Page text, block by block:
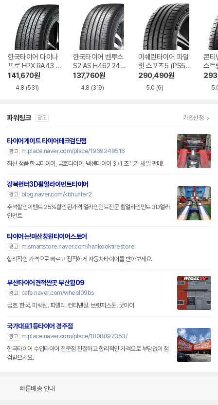
한국타이어 다이나
프로 HPX RA43 2
35/55R19
141,670원
4.8 (531)
한국타이어 벤투스
S2 AS H462 245/
45R18
137,760원
4.8 (319)
미쉐린타이어 파일
럿 스포츠5 (PS5)
255/35R19
290,490원
5.0 (6)
콘티
스트
스
파워링크 광고 가입신청
타이어게이트 타이어테크검단점
광고
m.place.naver.com/place/1969249516
최신 정품 한국타이어, 금호타이어, 넥센타이어 3+1 초특가 세일 판매!
강북헌터3D휠얼라이먼트타이어
광고
blog.naver.com/kbhunter2
추석할인이벤트 25%할인된가격 얼라인먼트전문 휠얼라인먼트 3D얼라
인먼트
타이어는!마산창원타이어스토어
광고
m.smartstore.naver.com/hankooktirestore
합리적인 가격으로 빠르고 정직하게 자동차타이어를 받아보세요.
부산타이어견적싼곳 부산휠09
광고
cafe.naver.com/wheel09bs
금호. 한국. 미쉐린. 피렐리. 컨티넨탈. 브릿지스톤. 굿이어
국가대표1등타이어 경주점
광고
m.place.naver.com/place/1808897353/
한국타이어 수입타이어 전문점 친절하고 합리적인 가격으로 부담없이 점
검받으세요.
빠른배송 안내